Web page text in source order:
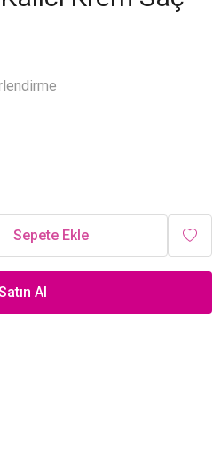
Sepete Ekle
Al